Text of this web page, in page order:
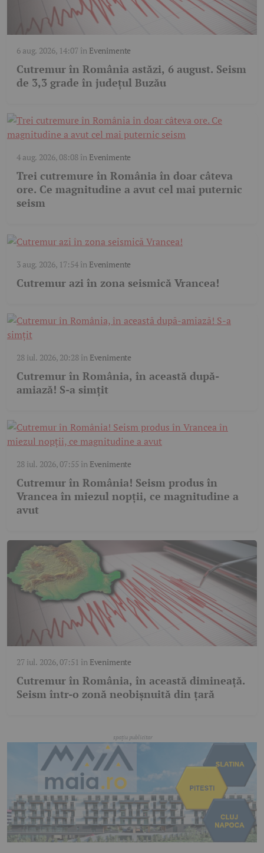
6 aug. 2026, 14:07în Evenimente
Cutremur în România astăzi, 6 august. Seism
de 3,3 grade în județul Buzău
4 aug. 2026, 08:08în Evenimente
Trei cutremure în România în doar câteva
ore. Ce magnitudine a avut cel mai puternic
seism
3 aug. 2026, 17:54în Evenimente
Cutremur azi în zona seismică Vrancea!
28 iul. 2026, 20:28în Evenimente
Cutremur în România, în această după-
amiază! S-a simțit
28 iul. 2026, 07:55 în Evenimente
Cutremur în România! Seism produs în
Vrancea în miezul nopții, ce magnitudine a
avut
27 iul. 2026, 07:51 în Evenimente
Cutremur în România, în această dimineață.
Seism într-o zonă neobișnuită din țară